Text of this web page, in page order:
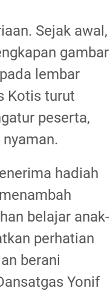
Sejak awal,
gambar
lembar
Kotis turut
peserta,
hadiah
belajar anak-
perhatian
berani
Yonif